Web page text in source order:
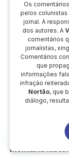
Maicon
de campeão
montaria
Os
pelos colunistas
jornal. A
dos autores. A
comentários
jornalistas,
Comentários
que
informações
infração
Nortão, que
diálogo,